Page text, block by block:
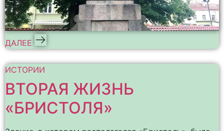
ДАЛЕЕ
ИСТОРИИ
ВТОРАЯ ЖИЗНЬ
«БРИСТОЛЯ»